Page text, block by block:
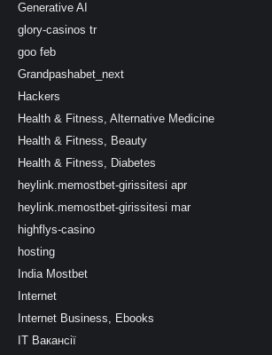
Generative AI
glory-casinos tr
goo feb
Grandpashabet_next
Hackers
Health & Fitness, Alternative Medicine
Health & Fitness, Beauty
Health & Fitness, Diabetes
heylink.memostbet-girissitesi apr
heylink.memostbet-girissitesi mar
highflys-casino
hosting
India Mostbet
Internet
Internet Business, Ebooks
IT Вакансії